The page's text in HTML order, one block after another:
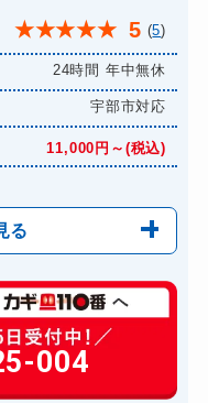
11,000円～(税込)
★★★★★ 5 (5)
24時間 年中無休
宇部市対応
11,000円～(税込)
る
6,600円～(税込)
14,300円～(税込)
13,200円～(税込)
004